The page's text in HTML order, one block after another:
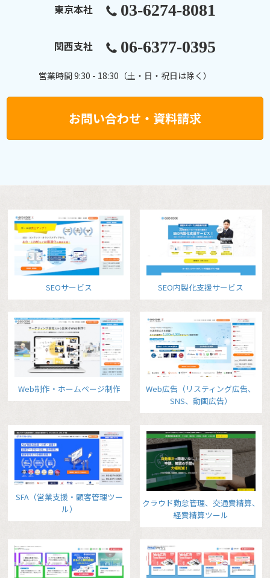
東京本社 03-6274-8081
関西支社 06-6377-0395
営業時間 9:30 - 18:30（土・日・祝日は除く）
お問い合わせ・資料請求
SEOサービス SEO内製化支援サービス
Web制作・ホームページ制作
Web広告（リスティング広告、
SNS、動画広告）
SFA（営業支援・顧客管理ツー
ル）
クラウド勤怠管理、交通費精算、
経費精算ツール